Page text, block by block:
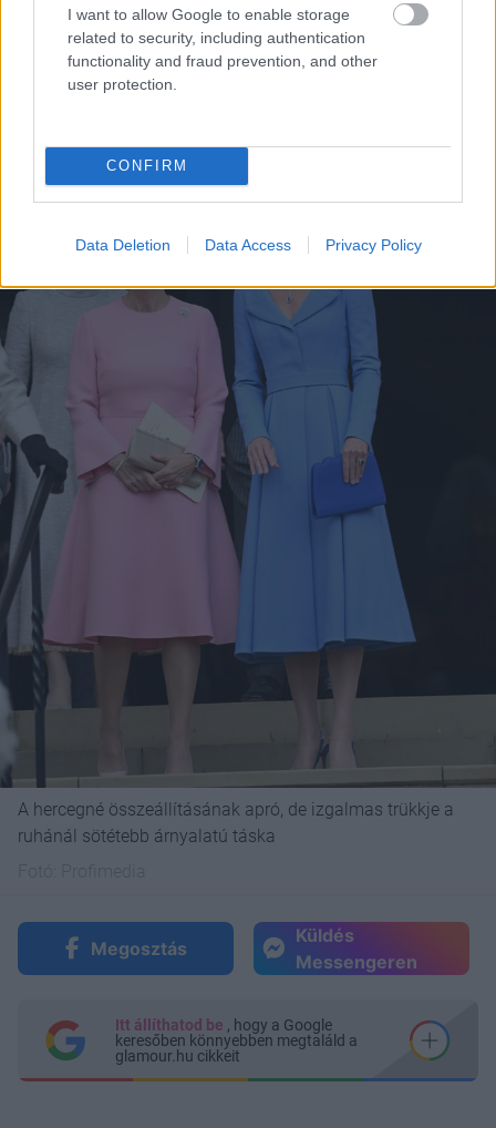
I want to allow Google to enable storage
related to security, including authentication
functionality and fraud prevention, and other
user protection.
CONFIRM
Data Deletion Data Access Privacy Policy
hivalkodó, de nem lehet nem észrevenni.
Akár lazább , akár formálisabb az esemény, egy
biztos, Katalin hercegné mindig lenyűgöző!
A hercegné összeállításának apró, de izgalmas trükkje a
ruhánál sötétebb árnyalatú táska
Megosztás
Küldés
Messengeren
Itt állíthatod be , hogy a Google
keresőben könnyebben megtaláld a
glamour.hu cikkeit